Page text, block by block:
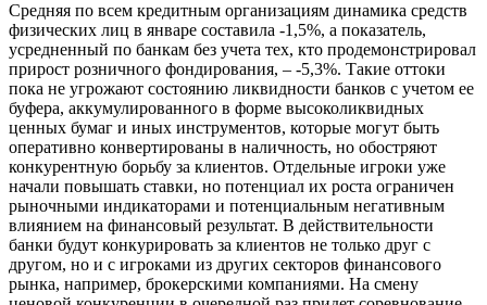
Средняя по всем кредитным организациям динамика средств
физических лиц в январе составила -1,5%, а показатель,
усредненный по банкам без учета тех, кто продемонстрировал
прирост розничного фондирования, – -5,3%. Такие оттоки
пока не угрожают состоянию ликвидности банков с учетом ее
буфера, аккумулированного в форме высоколиквидных
ценных бумаг и иных инструментов, которые могут быть
оперативно конвертированы в наличность, но обостряют
конкурентную борьбу за клиентов. Отдельные игроки уже
начали повышать ставки, но потенциал их роста ограничен
рыночными индикаторами и потенциальным негативным
влиянием на финансовый результат. В действительности
банки будут конкурировать за клиентов не только друг с
другом, но и с игроками из других секторов финансового
рынка, например, брокерскими компаниями. На смену